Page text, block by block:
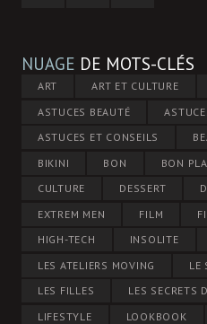
NUAGE DE MOTS-CLÉS
ART ART ET CULTURE
ASTUCES BEAUTÉ
ASTUCES ET CONSEILS
BIKINI
BON BON
CULTURE
DESSERT
EXTREM MEN
FILM
HIGH-TECH
INSOLITE
LES ATELIERS MOVING
LE
LES FILLES
LES SECRETS
LIFESTYLE
LOOKBOOK